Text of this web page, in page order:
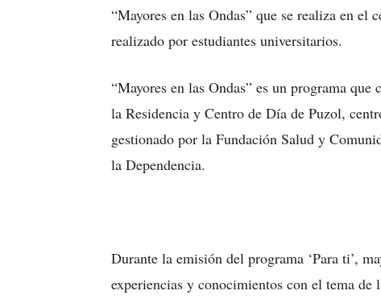
“Mayores en las Ondas” que se realiza en el
realizado por estudiantes universitarios.
“Mayores en las Ondas” es un programa
la Residencia y Centro de Día de Puzol,
gestionado por la Fundación Salud y
la Dependencia.
Durante la emisión del programa ‘Para ti’,
experiencias y conocimientos con el tema